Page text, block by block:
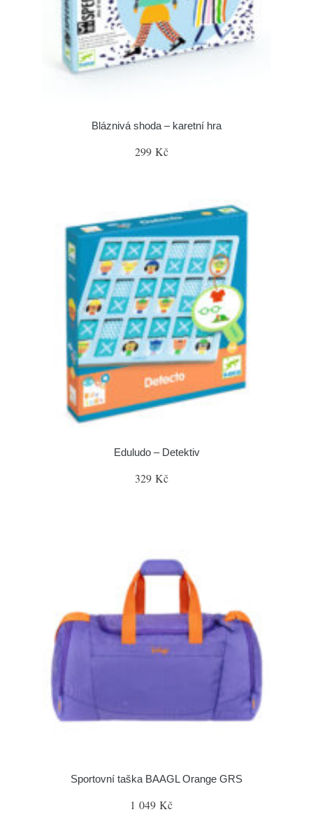
Bláznivá shoda – karetní hra
299 Kč
Eduludo – Detektiv
329 Kč
Sportovní taška BAAGL Orange GRS
1 049 Kč